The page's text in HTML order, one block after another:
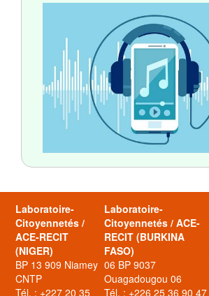
Laboratoire-
Citoyennetés /
ACE-RECIT
(NIGER)
BP 13 909 Niamey
CNTP
Tél. : +227 20 35
Laboratoire-
Citoyennetés / ACE-
RECIT (BURKINA
FASO)
06 BP 9037
Ouagadougou 06
Tél. : +226 25 36 90 47